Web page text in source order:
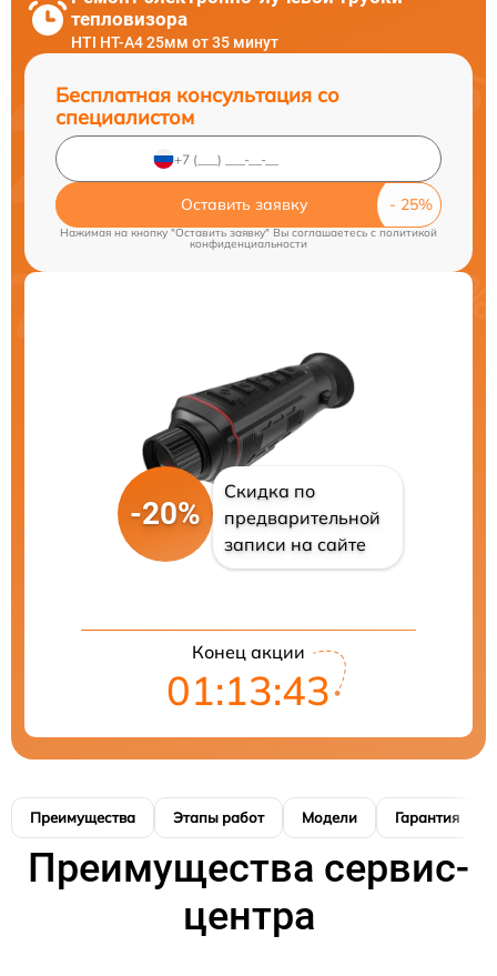
тепловизора
HTI HT-A4 25мм от 35 минут
Бесплатная консультация со
специалистом
Оставить заявку
Нажимая на кнопку "Оставить заявку" Вы соглашаетесь cполитикой
конфиденциальности
-20%
Скидка по
предварительной
записи на сайте
Конец акции
01:13:42
Преимущества Этапы работ Модели Гарантия
Преимущества сервис-
центра